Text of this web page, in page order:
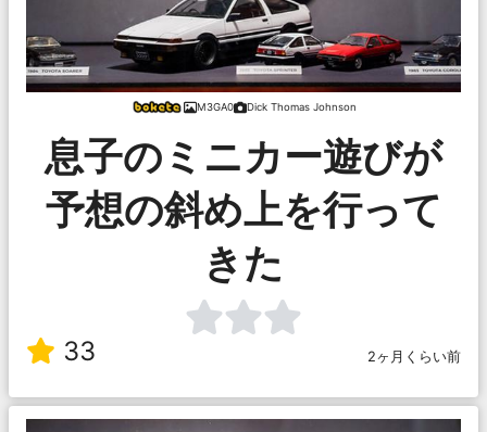
M3GA0 Dick Thomas Johnson
息子のミニカー遊びが
予想の斜め上を行って
きた
33 2ヶ月くらい前